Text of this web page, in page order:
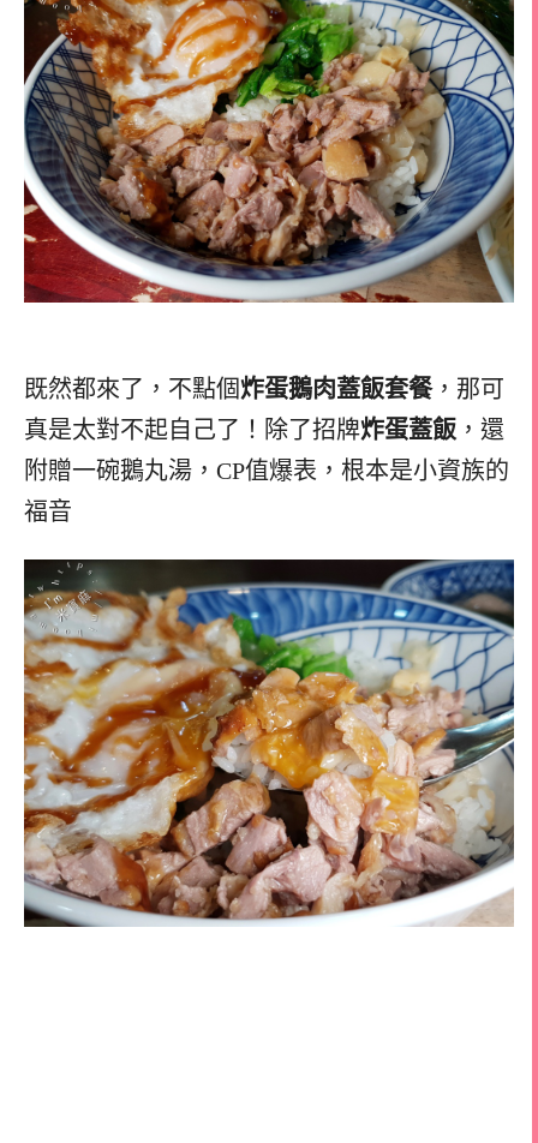
既然都來了，不點個炸蛋鵝肉蓋飯套餐，那可
真是太對不起自己了！除了招牌炸蛋蓋飯 ，還
附贈一碗鵝丸湯，CP值爆表，根本是小資族的
福音